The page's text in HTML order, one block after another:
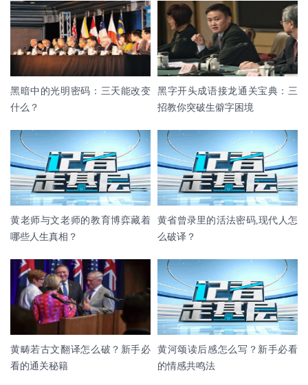
黑暗中的光明密码：三天能改变
什么？
黑字开头成语接龙通关宝典：三
招教你突破生僻字困境
黄老师与文老师的教育博弈藏着
哪些人生真相？
黄省曾录里的活法密码,现代人怎
么破译？
黄畴若古文翻译怎么破？新手必
看的通关秘籍
黄河颂读后感怎么写？新手必看
的情感共鸣法